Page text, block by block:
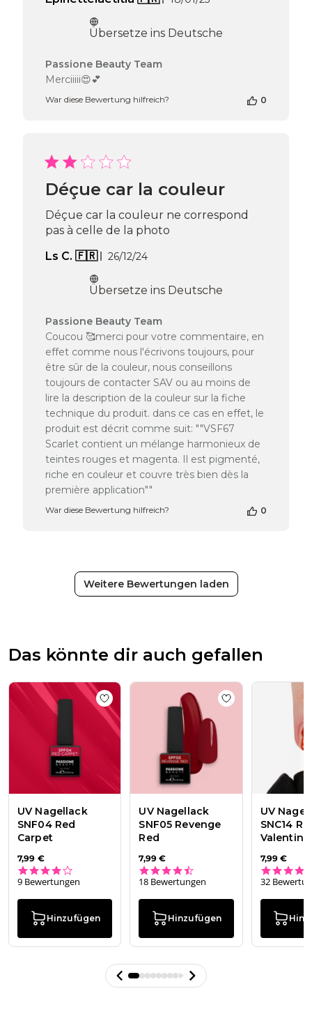
Übersetze ins Deutsche
Kommentare
Inhabers
am
Mar
02
Passione Beauty Team
Merciiiii😍💕
War diese Bewertung hilfreich? 0
Déçue car la couleur
Déçue car la couleur ne correspond
pas à celle de la photo
Ls C. 🇫🇷
Veröffentlichungsdatum
26/12/24
Übersetze ins Deutsche
Kommentare
des
Shop-
Inhabers
zur
Bewertung
von
Passione
Beauty
Team
am
Mon
Dec
2024
Passione Beauty Team
Coucou 🥰merci pour votre commentaire, en
effet comme nous l'écrivons toujours, pour
être sûr de la couleur, nous conseillons
toujours de contacter SAV ou au moins de
lire la description de la couleur sur la fiche
technique du produit. dans ce cas en effet, le
produit est décrit comme suit: ""VSF67
Scarlet contient un mélange harmonieux de
teintes rouges et magenta. Il est pigmenté,
riche en couleur et couvre très bien dès la
première application""
War diese Bewertung hilfreich? 0
Weitere Bewertungen laden
Das könnte dir auch gefallen
Add to wishlist UV Nagellack SNF04 Red
UV Nagellack
SNF04 Red
Carpet
7,99 €
9 Bewertungen
Hinzufügen
Add to wishlist
UV Nagellack
SNF05 Revenge
Red
7,99 €
18 Bewertungen
Hinzufügen
UV
SNC14
Valentino
7,99 €
32